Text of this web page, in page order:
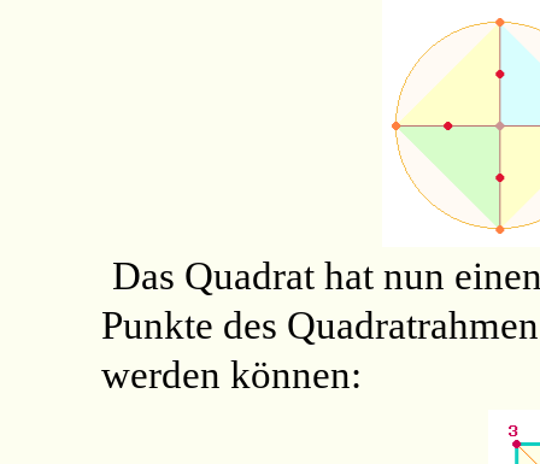
Das Quadrat hat nun
Punkte des
werden können: